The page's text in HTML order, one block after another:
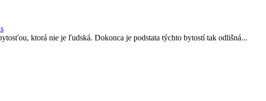
ktorá nie je ľud­ská. Dokon­ca je pod­sta­ta tých­to bytostí tak odlišná...